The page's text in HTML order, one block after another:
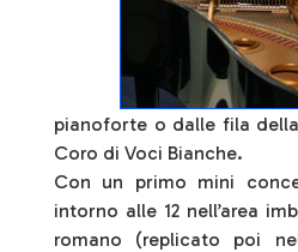
pianoforte o dalle fila
Coro di Voci Bianche.
Con un primo mini
intorno alle 12 nell’area
romano (replicato poi